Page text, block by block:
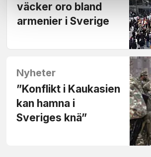
väcker oro bland
armenier i Sverige
Nyheter
”Konflikt i Kaukasien
kan hamna i
Sveriges knä”